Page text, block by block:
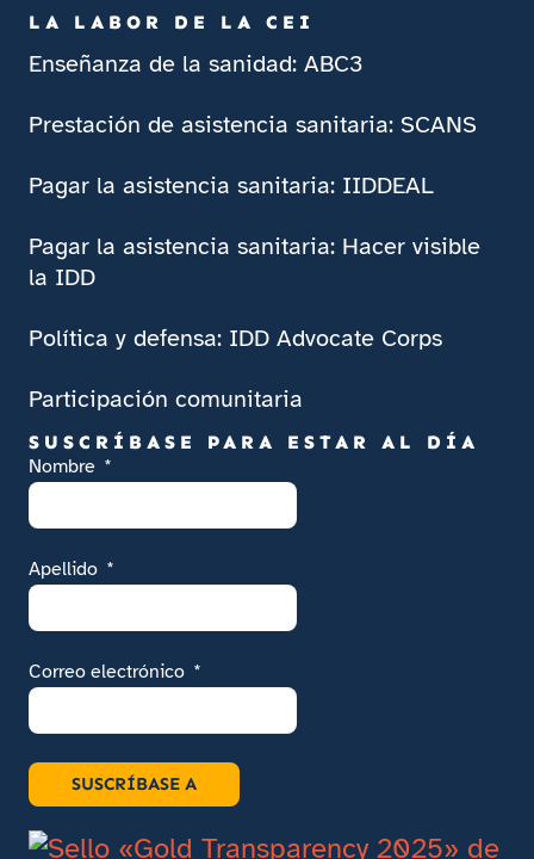
LA LABOR DE LA CEI
Enseñanza de la sanidad: ABC3
Prestación de asistencia sanitaria: SCANS
Pagar la asistencia sanitaria: IIDDEAL
Pagar la asistencia sanitaria: Hacer visible
la IDD
Política y defensa: IDD Advocate Corps
Participación comunitaria
SUSCRÍBASE PARA ESTAR AL DÍA
Nombre
Apellido
Correo electrónico
SUSCRÍBASE A